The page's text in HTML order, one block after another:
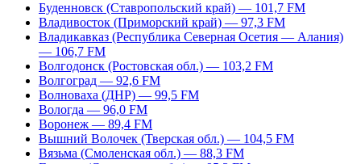
Буденновск (Ставропольский край) — 101,7 FM
Владивосток (Приморский край) — 97,3 FM
Владикавказ (Республика Северная Осетия — Алания)
— 106,7 FM
Волгодонск (Ростовская обл.) — 103,2 FM
Волгоград — 92,6 FM
Волноваха (ДНР) — 99,5 FM
Вологда — 96,0 FM
Воронеж — 89,4 FM
Вышний Волочек (Тверская обл.) — 104,5 FM
Вязьма (Смоленская обл.) — 88,3 FM